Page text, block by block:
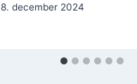
8. december 2024